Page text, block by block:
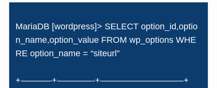
MariaDB [wordpress]> SELECT option_id,optio
n_name,option_value FROM wp_options WHE
RE option_name = “siteurl”
+———–+————-+—————————–+